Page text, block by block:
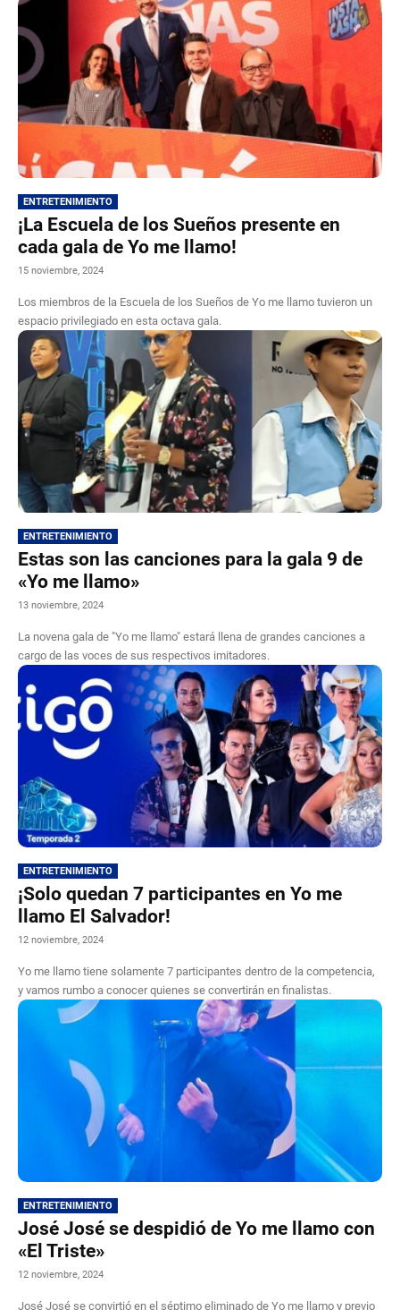
ENTRETENIMIENTO
¡La Escuela de los Sueños presente en
cada gala de Yo me llamo!
15 noviembre, 2024
Los miembros de la Escuela de los Sueños de Yo me llamo tuvieron un
espacio privilegiado en esta octava gala.
ENTRETENIMIENTO
Estas son las canciones para la gala 9 de
«Yo me llamo»
13 noviembre, 2024
La novena gala de "Yo me llamo" estará llena de grandes canciones a
cargo de las voces de sus respectivos imitadores.
ENTRETENIMIENTO
¡Solo quedan 7 participantes en Yo me
llamo El Salvador!
12 noviembre, 2024
Yo me llamo tiene solamente 7 participantes dentro de la competencia,
y vamos rumbo a conocer quienes se convertirán en finalistas.
ENTRETENIMIENTO
José José se despidió de Yo me llamo con
«El Triste»
12 noviembre, 2024
José José se convirtió en el séptimo eliminado de Yo me llamo y previo